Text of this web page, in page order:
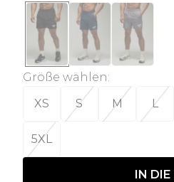
Größe wählen:
XS
S M L
5XL
IN DIE